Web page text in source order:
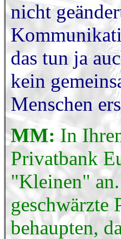
nicht
das tun ja
kein
Menschen
MM: In
Privatbank
"Kleinen"
geschwärzte
behaupten,